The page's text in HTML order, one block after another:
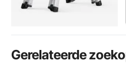
Gerelateerde